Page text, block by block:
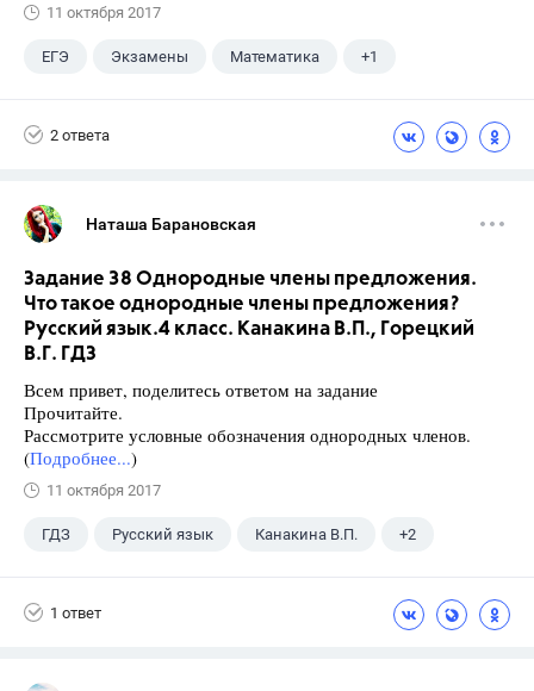
11 октября 2017
ЕГЭ Экзамены Математика +1
2 ответа
Наташа Барановская
Задание 38 Однородные члены предложения.
Что такое однородные члены предложения?
Русский язык.4 класс. Канакина В.П., Горецкий
В.Г. ГДЗ
Всем привет, поделитесь ответом на задание
Прочитайте.
Рассмотрите условные обозначения однородных членов.
(Подробнее...)
11 октября 2017
ГДЗ Русский язык Канакина В.П. +2
1 ответ